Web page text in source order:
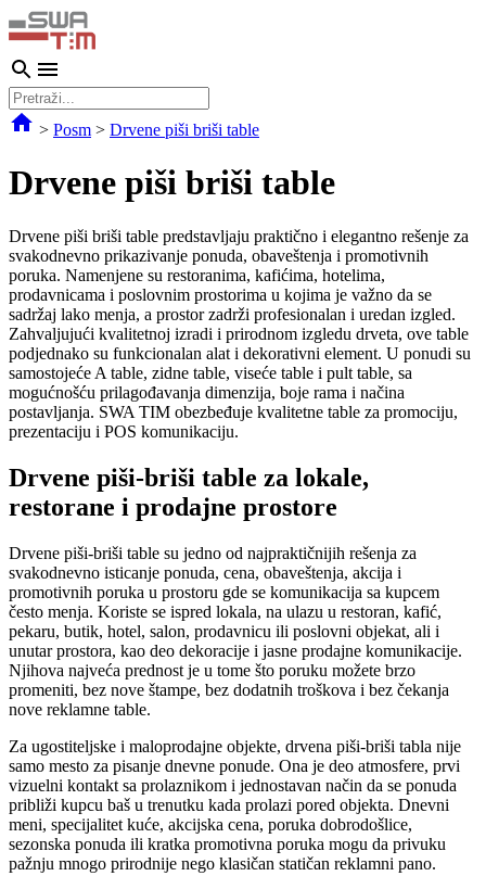
> Posm > Drvene piši briši table
Drvene piši briši table
Drvene piši briši table predstavljaju praktično i elegantno rešenje za
svakodnevno prikazivanje ponuda, obaveštenja i promotivnih
poruka. Namenjene su restoranima, kafićima, hotelima,
prodavnicama i poslovnim prostorima u kojima je važno da se
sadržaj lako menja, a prostor zadrži profesionalan i uredan izgled.
Zahvaljujući kvalitetnoj izradi i prirodnom izgledu drveta, ove table
podjednako su funkcionalan alat i dekorativni element. U ponudi su
samostojeće A table, zidne table, viseće table i pult table, sa
mogućnošću prilagođavanja dimenzija, boje rama i načina
postavljanja. SWA TIM obezbeđuje kvalitetne table za promociju,
prezentaciju i POS komunikaciju.
Drvene piši-briši table za lokale,
restorane i prodajne prostore
Drvene piši-briši table su jedno od najpraktičnijih rešenja za
svakodnevno isticanje ponuda, cena, obaveštenja, akcija i
promotivnih poruka u prostoru gde se komunikacija sa kupcem
često menja. Koriste se ispred lokala, na ulazu u restoran, kafić,
pekaru, butik, hotel, salon, prodavnicu ili poslovni objekat, ali i
unutar prostora, kao deo dekoracije i jasne prodajne komunikacije.
Njihova najveća prednost je u tome što poruku možete brzo
promeniti, bez nove štampe, bez dodatnih troškova i bez čekanja
nove reklamne table.
Za ugostiteljske i maloprodajne objekte, drvena piši-briši tabla nije
samo mesto za pisanje dnevne ponude. Ona je deo atmosfere, prvi
vizuelni kontakt sa prolaznikom i jednostavan način da se ponuda
približi kupcu baš u trenutku kada prolazi pored objekta. Dnevni
meni, specijalitet kuće, akcijska cena, poruka dobrodošlice,
sezonska ponuda ili kratka promotivna poruka mogu da privuku
pažnju mnogo prirodnije nego klasičan statičan reklamni pano.